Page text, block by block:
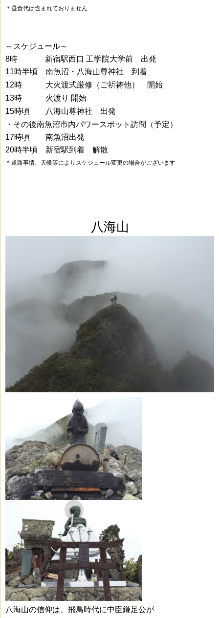
＊昼食代は含まれておりません
～スケジュール～
8時 新宿駅西口 工学院大学前 出発
11時半頃 南魚沼・八海山尊神社 到着
12時 大火渡式厳修 （ご祈祷他） 開始
13時 火渡り 開始
15時頃
八海山尊神社 出発
・その後南魚沼市内パワースポット訪問（予定）
17時頃 南魚沼出発
20時半頃 新宿駅到着 解散
＊道路事情、天候等によりスケジュール変更の場合がございます
八海山
八海山の信仰は、飛鳥時代に中臣鎌足公が